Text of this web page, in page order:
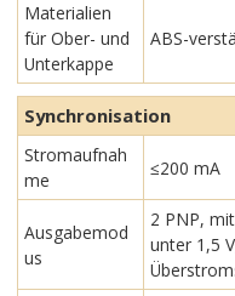
Materialien
für Ober- und
Unterkappe
ABS-
Synchronisation
Stromaufnah
me
≤200 mA
Ausgabemod
us
2 PNP,
unter 1,5